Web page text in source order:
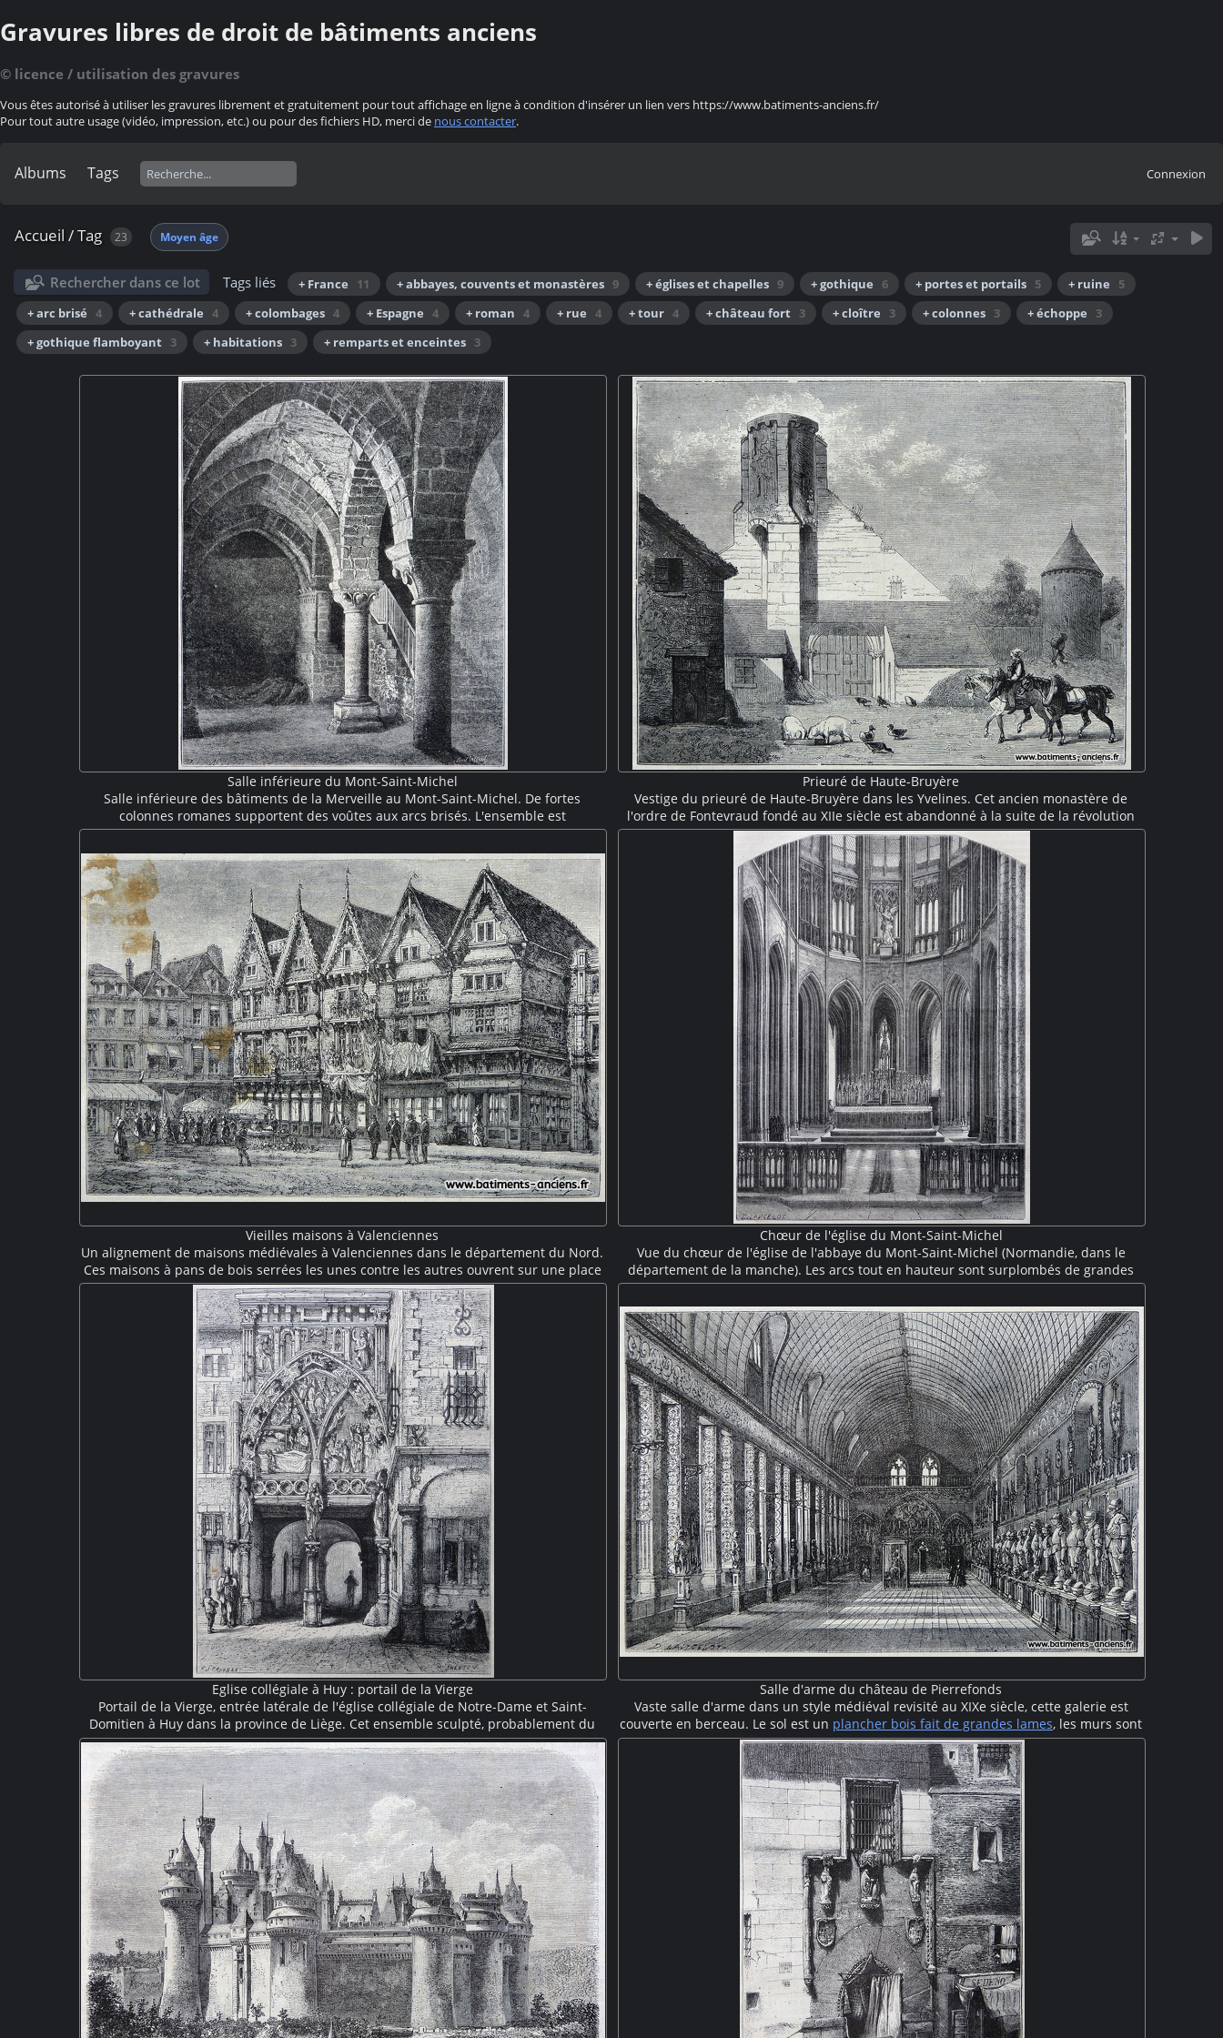
Gravures libres de droit de bâtiments anciens
© licence / utilisation des gravures
Vous êtes autorisé à utiliser les gravures librement et gratuitement pour tout affichage en ligne à condition d'insérer un lien vers https://www.batiments-anciens.fr/
Pour tout autre usage (vidéo, impression, etc.) ou pour des fichiers HD, merci de nous contacter.
Albums Tags Connexion
Accueil /Tag 23 Moyen âge
Rechercher dans ce lot Tags liés + France 11 + abbayes, couvents et monastères 9 + églises et chapelles 9 + gothique 6 + portes et portails 5 + ruine
5
+ arc brisé 4 + cathédrale 4 + colombages 4 + Espagne 4 + roman 4 + rue 4 + tour 4 + château fort 3 + cloître 3 + colonnes 3 + échoppe
3
+ gothique flamboyant 3 + habitations 3 + remparts et enceintes 3
Salle inférieure du Mont-Saint-Michel
Salle inférieure des bâtiments de la Merveille au Mont-Saint-Michel. De fortes
colonnes romanes supportent des voûtes aux arcs brisés. L'ensemble est
dimensionné afin de supporter les niveaux supérieurs. Un escalier arrive du niveau
supérieur dans un des angles de la salle. Le Mont-Saint-Michel est inscrit au
patrimoine mondial de l'UNESCO.
Prieuré de Haute-Bruyère
Vestige du prieuré de Haute-Bruyère dans les Yvelines. Cet ancien monastère de
l'ordre de Fontevraud fondé au XIIe siècle est abandonné à la suite de la révolution
française. Cette gravure nous présente des bâtiments réaffectés à une ferme : l'église
est une grange, des cochons et des canards occupent la basse-cour au premier plan
tandis qu'un paysans passe à cheval devant des meules de foin. A l'arrière plan, un
mur de clôture et une tour sont encore visibles.
Vieilles maisons à Valenciennes
Un alignement de maisons médiévales à Valenciennes dans le département du Nord.
Ces maisons à pans de bois serrées les unes contre les autres ouvrent sur une place
par leurs grands pignons. Des boutiques au rez-de-chaussée donnent sur le marché.
Les toits à fortes pentes sont couronnées d'épis de toiture.
Chœur de l'église du Mont-Saint-Michel
Vue du chœur de l'église de l'abbaye du Mont-Saint-Michel (Normandie, dans le
département de la manche). Les arcs tout en hauteur sont surplombés de grandes
baies avec des vitraux. Une statue de l'archange Saint-Michel est visible au centre, à
hauteur du triforium. Suite à un écroulement du chœur roman, le chœur est
reconstruit à la fin du XVe siècle dans un style gothique flamboyant.
Eglise collégiale à Huy : portail de la Vierge
Portail de la Vierge, entrée latérale de l'église collégiale de Notre-Dame et Saint-
Domitien à Huy dans la province de Liège. Cet ensemble sculpté, probablement du
XIVe siècle, fait partie de cet ensemble architectural de de style gothique mosan
inscrit au patrimoine exceptionnel de Wallonie.
Salle d'arme du château de Pierrefonds
Vaste salle d'arme dans un style médiéval revisité au XIXe siècle, cette galerie est
couverte en berceau. Le sol est un plancher bois fait de grandes lames, les murs sont
agrémentés de boiseries. De grandes fenêtres occupent le mur de gauche tandis
qu'une collection d'armures est exposée du côté droit.